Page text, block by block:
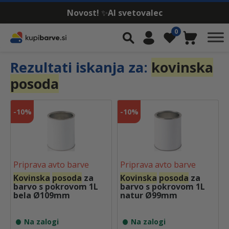
Novost! ✨AI svetovalec
Skip to content
IskalnikMoj račun
Seznam želja
0
Košarica
Rezultati iskanja za: kovinska
posoda
-10%
Priprava avto barve
Kovinska posoda za
barvo s pokrovom 1L
bela Ø109mm
Na zalogi
-10%
Priprava avto barve
Kovinska posoda za
barvo s pokrovom 1L
natur Ø99mm
Na zalogi